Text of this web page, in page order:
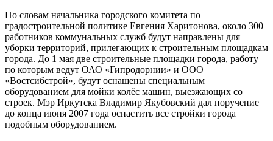
По словам начальника городского комитета по
градостроительной политике Евгения Харитонова, около 300
работников коммунальных служб будут направлены для
уборки территорий, прилегающих к строительным площадкам
города. До 1 мая две строительные площадки города, работу
по которым ведут ОАО «Гипродорнии» и ООО
«Востсибстрой», будут оснащены специальным
оборудованием для мойки колёс машин, выезжающих со
строек. Мэр Иркутска Владимир Якубовский дал поручение
до конца июня 2007 года оснастить все стройки города
подобным оборудованием.